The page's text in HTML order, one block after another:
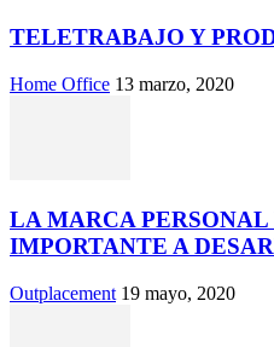
TELETRABAJO Y
Home Office 13 marzo, 2020
LA MARCA
IMPORTANTE A
Outplacement 19 mayo, 2020